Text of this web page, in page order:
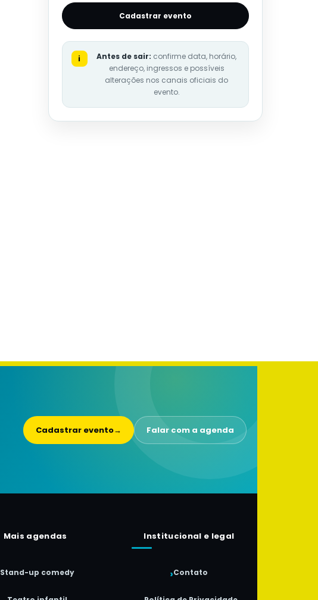
Cadastrar evento
i Antes de sair: confirme data, horário,
endereço, ingressos e possíveis
alterações nos canais oficiais do
evento.
Cadastrar evento→ Falar com a agenda
Mais agendas
Stand-up comedy
Institucional e legal
Contato